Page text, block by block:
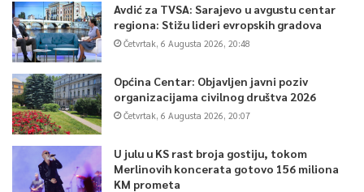
Avdić za TVSA: Sarajevo u avgustu centar
regiona: Stižu lideri evropskih gradova
Četvrtak, 6 Augusta 2026, 20:48
Općina Centar: Objavljen javni poziv
organizacijama civilnog društva 2026
Četvrtak, 6 Augusta 2026, 20:07
U julu u KS rast broja gostiju, tokom
Merlinovih koncerata gotovo 156 miliona
KM prometa